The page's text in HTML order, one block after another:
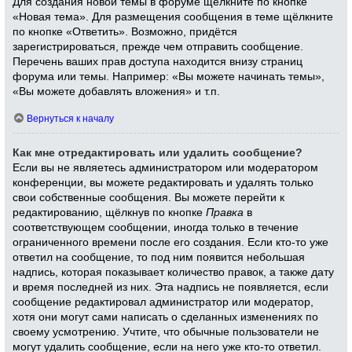
«Новая тема». Для размещения сообщения в теме щёлкните
по кнопке «Ответить». Возможно, придётся
зарегистрироваться, прежде чем отправить сообщение.
Перечень ваших прав доступа находится внизу страниц
форума или темы. Например: «Вы можете начинать темы»,
«Вы можете добавлять вложения» и т.п.
Вернуться к началу
Как мне отредактировать или удалить сообщение?
Если вы не являетесь администратором или модератором
конференции, вы можете редактировать и удалять только
свои собственные сообщения. Вы можете перейти к
редактированию, щёлкнув по кнопкеПравка в
соответствующем сообщении, иногда только в течение
ограниченного времени после его создания. Если кто-то уже
ответил на сообщение, то под ним появится небольшая
надпись, которая показывает количество правок, а также дату
и время последней из них. Эта надпись не появляется, если
сообщение редактировал администратор или модератор,
хотя они могут сами написать о сделанных изменениях по
своему усмотрению. Учтите, что обычные пользователи не
могут удалить сообщение, если на него уже кто-то ответил.